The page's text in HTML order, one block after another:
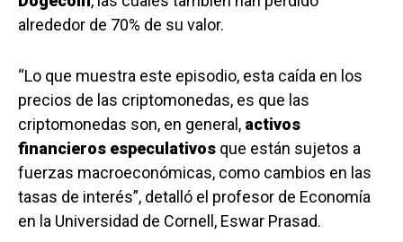
alrededor de 70% de su valor.
“Lo que muestra este episodio, esta caída en los
precios de las criptomonedas, es que las
criptomonedas son, en general, activos
financieros especulativos que están sujetos a
fuerzas macroeconómicas, como cambios en las
tasas de interés”, detalló el profesor de Economía
en la Universidad de Cornell, Eswar Prasad.